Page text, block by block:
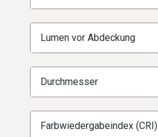
Lumen vor Abdeckung
Durchmesser
Farbwiedergabeindex (CRI)